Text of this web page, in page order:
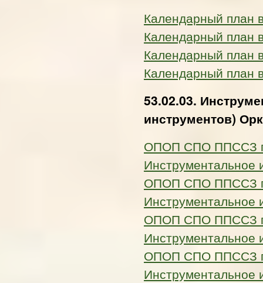
Календарный план
Календарный план
Календарный план
Календарный план
53.02.03.
инструментов)
ОПОП СПО ППССЗ
Инструментальное
ОПОП СПО ППССЗ
Инструментальное
ОПОП СПО ППССЗ
Инструментальное
ОПОП СПО ППССЗ
Инструментальное